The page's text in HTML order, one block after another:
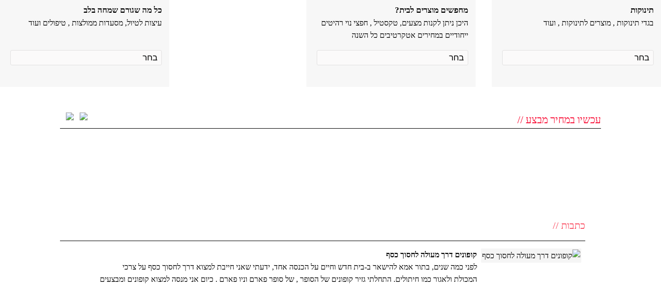
תינוקות
בגדי תינוקות , מוצרים לתינוקות , ועוד
מחפשים מוצרים לבית?
היכן ניתן לקנות מצעים, טקסטיל , חפצי נוי רהיטים
ייחודיים במחירים אטקרטיבים כל השנה
כל מה שגורם שמחה בלב
עיצות לטיול, מסעדות ממולצות , טיפולים ועוד
עכשיו במחיר מבצע //
כתבות //
קופונים דרך מעולה לחסוך כסף
לפני כמה שנים, בתור אמא להישאר ב-בית חדש וחיים על הכנסה אחד, ידעתי שאני חייבת למצוא דרך לחסוך כסף על צרכי
המכולת ולאגור כמו חיתולים. התחלתי גזיר קופונים של הסופר , של סופר פארם וניו פארם . כיום אני מנסה למצוא קופונים ומבצעים